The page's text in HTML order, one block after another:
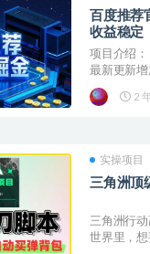
百度推荐
收益稳定
项目介绍
最新更新增
2
实操项目
三角洲顶
三角洲行
世界里，